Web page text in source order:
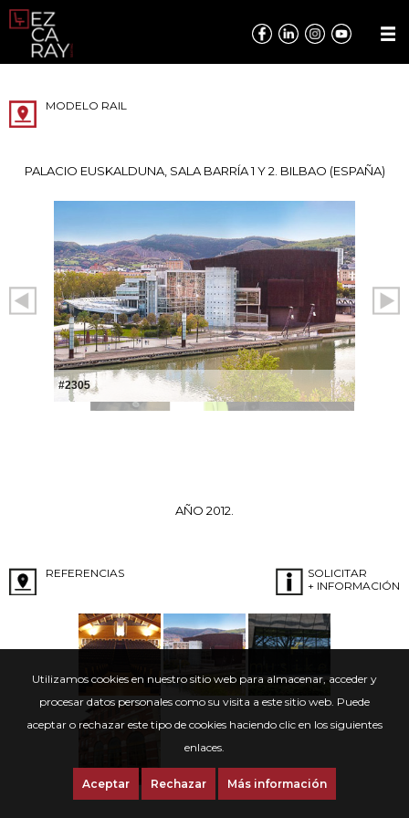
Utilizamos cookies en nuestro sitio web para almacenar, acceder y
procesar datos personales como su visita a este sitio web. Puede
aceptar o rechazar este tipo de cookies haciendo clic en los siguientes
enlaces.
Aceptar Rechazar Más información
MODELO RAIL
PALACIO EUSKALDUNA, SALA BARRÍA 1 Y 2. BILBAO (ESPAÑA)
#2305
AÑO 2012.
REFERENCIAS
SOLICITAR
+ INFORMACIÓN